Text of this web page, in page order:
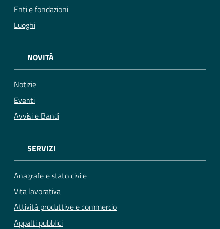
Enti e fondazioni
Luoghi
NOVITÀ
Notizie
Eventi
Avvisi e Bandi
SERVIZI
Anagrafe e stato civile
Vita lavorativa
Attività produttive e commercio
Appalti pubblici